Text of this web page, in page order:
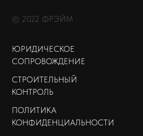
© 2022 ФРЭЙМ
ЮРИДИЧЕСКОЕ
СОПРОВОЖДЕНИЕ
СТРОИТЕЛЬНЫЙ
КОНТРОЛЬ
ПОЛИТИКА
КОНФИДЕНЦИАЛЬНОСТИ